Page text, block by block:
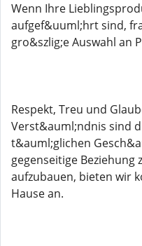
Wenn Ihre
aufgef&uuml;hrt sind,
gro&szlig;e Auswahl an
Respekt, Treu und
Verst&auml;ndnis sind
t&auml;glichen
gegenseitige Beziehung
aufzubauen, bieten wir
Hause an.